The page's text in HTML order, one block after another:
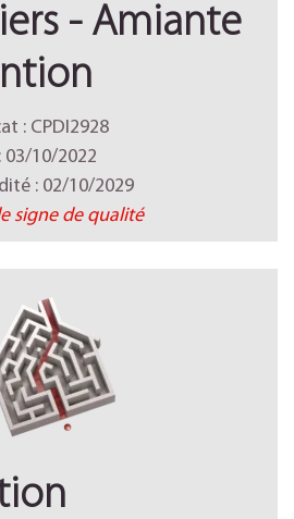
- Amiante
: CPDI2928
10/2022
: 02/10/2029
signe de qualité